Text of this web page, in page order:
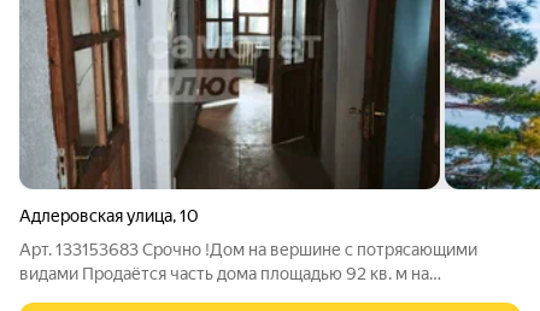
Адлеровская улица,10
Арт. 133153683 Срочно !Дом на вершине с потрясающими
видами Продаётся часть дома площадью 92 кв. м на